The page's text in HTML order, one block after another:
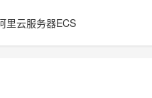
里云服务器ECS